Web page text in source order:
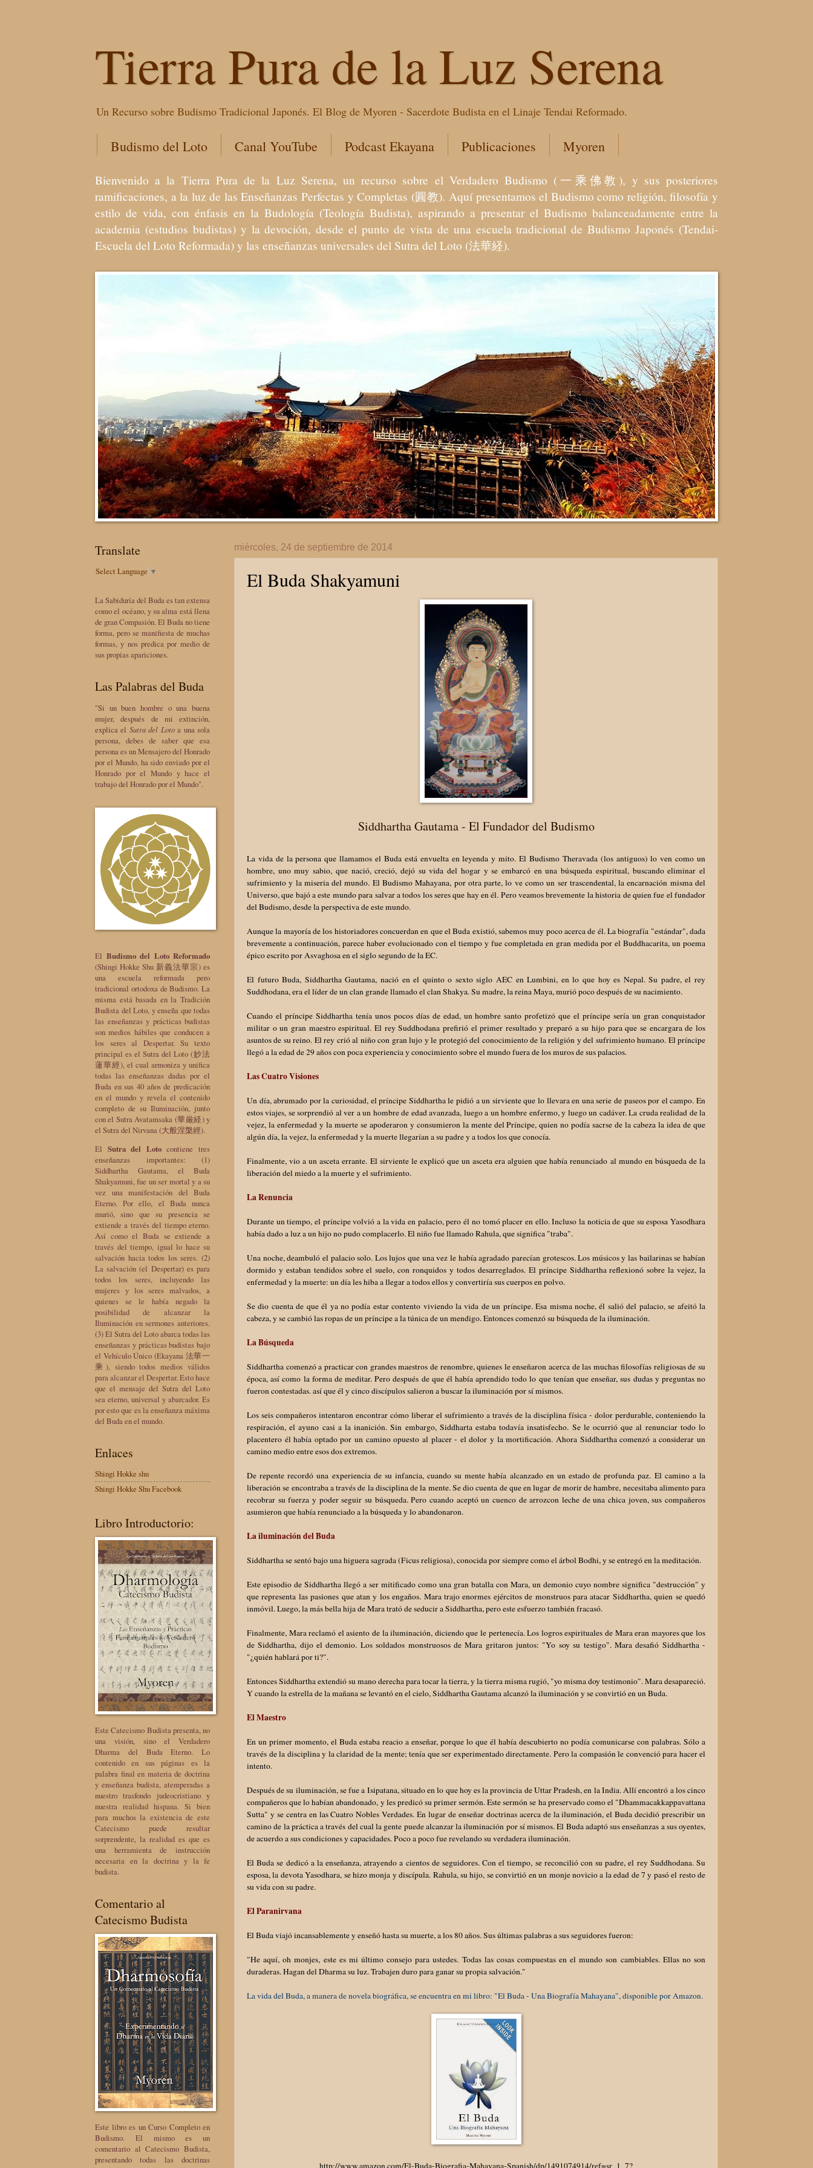
Tierra Pura de la Luz Serena
Un Recurso sobre Budismo Tradicional Japonés. El Blog de Myoren - Sacerdote Budista en el Linaje Tendai Reformado.
Budismo del Loto Canal YouTube Podcast Ekayana Publicaciones Myoren
Bienvenido a la Tierra Pura de la Luz Serena, un recurso sobre el Verdadero Budismo (一乘佛教), y sus posteriores
ramificaciones, a la luz de las Enseñanzas Perfectas y Completas (圓教). Aquí presentamos el Budismo como religión, filosofía y
estilo de vida, con énfasis en la Budología (Teología Budista), aspirando a presentar el Budismo balanceadamente entre la
academia (estudios budistas) y la devoción, desde el punto de vista de una escuela tradicional de Budismo Japonés (Tendai-
Escuela del Loto Reformada) y las enseñanzas universales del Sutra del Loto (法華経).
miércoles, 24 de septiembre de 2014
El Buda Shakyamuni
Siddhartha Gautama - El Fundador del Budismo
La vida de la persona que llamamos el Buda está envuelta en leyenda y mito. El Budismo Theravada (los antiguos) lo ven como un
hombre, uno muy sabio, que nació, creció, dejó su vida del hogar y se embarcó en una búsqueda espiritual, buscando eliminar el
sufrimiento y la miseria del mundo. El Budismo Mahayana, por otra parte, lo ve como un ser trascendental, la encarnación misma del
Universo, que bajó a este mundo para salvar a todos los seres que hay en él. Pero veamos brevemente la historia de quien fue el fundador
del Budismo, desde la perspectiva de este mundo.
Aunque la mayoría de los historiadores concuerdan en que el Buda existió, sabemos muy poco acerca de él. La biografía "estándar", dada
brevemente a continuación, parece haber evolucionado con el tiempo y fue completada en gran medida por el Buddhacarita, un poema
épico escrito por Asvaghosa en el siglo segundo de la EC.
El futuro Buda, Siddhartha Gautama, nació en el quinto o sexto siglo AEC en Lumbini, en lo que hoy es Nepal. Su padre, el rey
Suddhodana, era el líder de un clan grande llamado el clan Shakya. Su madre, la reina Maya, murió poco después de su nacimiento.
Cuando el príncipe Siddhartha tenía unos pocos días de edad, un hombre santo profetizó que el príncipe sería un gran conquistador
militar o un gran maestro espiritual. El rey Suddhodana prefirió el primer resultado y preparó a su hijo para que se encargara de los
asuntos de su reino. El rey crió al niño con gran lujo y le protegió del conocimiento de la religión y del sufrimiento humano. El príncipe
llegó a la edad de 29 años con poca experiencia y conocimiento sobre el mundo fuera de los muros de sus palacios.
Las Cuatro Visiones
Un día, abrumado por la curiosidad, el príncipe Siddhartha le pidió a un sirviente que lo llevara en una serie de paseos por el campo. En
estos viajes, se sorprendió al ver a un hombre de edad avanzada, luego a un hombre enfermo, y luego un cadáver. La cruda realidad de la
vejez, la enfermedad y la muerte se apoderaron y consumieron la mente del Príncipe, quien no podía sacrse de la cabeza la idea de que
algún día, la vejez, la enfermedad y la muerte llegarían a su padre y a todos los que conocía.
Finalmente, vio a un asceta errante. El sirviente le explicó que un asceta era alguien que había renunciado al mundo en búsqueda de la
liberación del miedo a la muerte y el sufrimiento.
La Renuncia
Durante un tiempo, el príncipe volvió a la vida en palacio, pero él no tomó placer en ello. Incluso la noticia de que su esposa Yasodhara
había dado a luz a un hijo no pudo complacerlo. El niño fue llamado Rahula, que significa "traba".
Una noche, deambuló el palacio solo. Los lujos que una vez le había agradado parecían grotescos. Los músicos y las bailarinas se habían
dormido y estaban tendidos sobre el suelo, con ronquidos y todos desarreglados. El príncipe Siddhartha reflexionó sobre la vejez, la
enfermedad y la muerte: un día les hiba a llegar a todos ellos y convertiría sus cuerpos en polvo.
Se dio cuenta de que él ya no podía estar contento viviendo la vida de un príncipe. Esa misma noche, él salió del palacio, se afeitó la
cabeza, y se cambió las ropas de un príncipe a la túnica de un mendigo. Entonces comenzó su búsqueda de la iluminación.
La Búsqueda
Siddhartha comenzó a practicar con grandes maestros de renombre, quienes le enseñaron acerca de las muchas filosofías religiosas de su
época, así como la forma de meditar. Pero después de que él había aprendido todo lo que tenían que enseñar, sus dudas y preguntas no
fueron contestadas. así que él y cinco discípulos salieron a buscar la iluminación por sí mismos.
Los seis compañeros intentaron encontrar cómo liberar el sufrimiento a través de la disciplina física - dolor perdurable, conteniendo la
respiración, el ayuno casi a la inanición. Sin embargo, Siddharta estaba todavía insatisfecho. Se le ocurrió que al renunciar todo lo
placentero él había optado por un camino opuesto al placer - el dolor y la mortificación. Ahora Siddhartha comenzó a considerar un
camino medio entre esos dos extremos.
De repente recordó una experiencia de su infancia, cuando su mente había alcanzado en un estado de profunda paz. El camino a la
liberación se encontraba a través de la disciplina de la mente. Se dio cuenta de que en lugar de morir de hambre, necesitaba alimento para
recobrar su fuerza y poder seguir su búsqueda. Pero cuando aceptó un cuenco de arrozcon leche de una chica joven, sus compañeros
asumieron que había renunciado a la búsqueda y lo abandonaron.
La iluminación del Buda
Siddhartha se sentó bajo una higuera sagrada (Ficus religiosa), conocida por siempre como el árbol Bodhi, y se entregó en la meditación.
Este episodio de Siddhartha llegó a ser mitificado como una gran batalla con Mara, un demonio cuyo nombre significa "destrucción" y
que representa las pasiones que atan y los engaños. Mara trajo enormes ejércitos de monstruos para atacar Siddhartha, quien se quedó
inmóvil. Luego, la más bella hija de Mara trató de seducir a Siddhartha, pero este esfuerzo también fracasó.
Finalmente, Mara reclamó el asiento de la iluminación, diciendo que le pertenecía. Los logros espirituales de Mara eran mayores que los
de Siddhartha, dijo el demonio. Los soldados monstruosos de Mara gritaron juntos: "Yo soy su testigo". Mara desafió Siddhartha -
"¿quién hablará por ti?".
Entonces Siddhartha extendió su mano derecha para tocar la tierra, y la tierra misma rugió, "yo misma doy testimonio". Mara desapareció.
Y cuando la estrella de la mañana se levantó en el cielo, Siddhartha Gautama alcanzó la iluminación y se convirtió en un Buda.
El Maestro
En un primer momento, el Buda estaba reacio a enseñar, porque lo que él había descubierto no podía comunicarse con palabras. Sólo a
través de la disciplina y la claridad de la mente; tenía que ser experimentado directamente. Pero la compasión le convenció para hacer el
intento.
Después de su iluminación, se fue a Isipatana, situado en lo que hoy es la provincia de Uttar Pradesh, en la India. Allí encontró a los cinco
compañeros que lo habían abandonado, y les predicó su primer sermón. Este sermón se ha preservado como el "Dhammacakkappavattana
Sutta" y se centra en las Cuatro Nobles Verdades. En lugar de enseñar doctrinas acerca de la iluminación, el Buda decidió prescribir un
camino de la práctica a través del cual la gente puede alcanzar la iluminación por sí mismos. El Buda adaptó sus enseñanzas a sus oyentes,
de acuerdo a sus condiciones y capacidades. Poco a poco fue revelando su verdadera iluminación.
El Buda se dedicó a la enseñanza, atrayendo a cientos de seguidores. Con el tiempo, se reconcilió con su padre, el rey Suddhodana. Su
esposa, la devota Yasodhara, se hizo monja y discípula. Rahula, su hijo, se convirtió en un monje novicio a la edad de 7 y pasó el resto de
su vida con su padre.
El Paranirvana
El Buda viajó incansablemente y enseñó hasta su muerte, a los 80 años. Sus últimas palabras a sus seguidores fueron:
"He aquí, oh monjes, este es mi último consejo para ustedes. Todas las cosas compuestas en el mundo son cambiables. Ellas no son
duraderas. Hagan del Dharma su luz. Trabajen duro para ganar su propia salvación."
La vida del Buda, a manera de novela biográfica, se encuentra en mi libro: "El Buda - Una Biografía Mahayana", disponible por Amazon.
http://www.amazon.com/El-Buda-Biografia-Mahayana-Spanish/dp/1491074914/ref=sr_1_7?
Translate
Select Language ▼
La Sabiduría del Buda es tan extensa
como el océano, y su alma está llena
de gran Compasión. El Buda no tiene
forma, pero se manifiesta de muchas
formas, y nos predica por medio de
sus propias apariciones.
Las Palabras del Buda
"Si un buen hombre o una buena
mujer, después de mi extinción,
explica el Sutra del Lotoa una sola
persona, debes de saber que esa
persona es un Mensajero del Honrado
por el Mundo, ha sido enviado por el
Honrado por el Mundo y hace el
trabajo del Honrado por el Mundo".
El Budismo del Loto Reformado
(Shingi Hokke Shu 新義法華宗) es
una escuela reformada pero
tradicional ortodoxa de Budismo. La
misma está basada en la Tradición
Budista del Loto, y enseña que todas
las enseñanzas y prácticas budistas
son medios hábiles que conducen a
los seres al Despertar. Su texto
principal es el Sutra del Loto (妙法
蓮華經), el cual armoniza y unifica
todas las enseñanzas dadas por el
Buda en sus 40 años de predicación
en el mundo y revela el contenido
completo de su Iluminación, junto
con el Sutra Avatamsaka (華厳経) y
el Sutra del Nirvana (大般涅槃經).
El Sutra del Lotocontiene tres
enseñanzas importantes: (1)
Siddhartha Gautama, el Buda
Shakyamuni, fue un ser mortal y a su
vez una manifestación del Buda
Eterno. Por ello, el Buda nunca
murió, sino que su presencia se
extiende a través del tiempo eterno.
Así como el Buda se extiende a
través del tiempo, igual lo hace su
salvación hacia todos los seres. (2)
La salvación (el Despertar) es para
todos los seres, incluyendo las
mujeres y los seres malvados, a
quienes se le había negado la
posibilidad de alcanzar la
Iluminación en sermones anteriores.
(3) El Sutra del Loto abarca todas las
enseñanzas y prácticas budistas bajo
el Vehículo Único (Ekayana 法華一
乘), siendo todos medios válidos
para alcanzar el Despertar. Esto hace
que el mensaje del Sutra del Loto
sea eterno, universal y abarcador. Es
por esto que es la enseñanza máxima
del Buda en el mundo.
Enlaces
Shingi Hokke shu
Shingi Hokke Shu Facebook
Libro Introductorio:
Este Catecismo Budista presenta, no
una visión, sino el Verdadero
Dharma del Buda Eterno. Lo
contenido en sus páginas es la
palabra final en materia de doctrina
y enseñanza budista, atemperadas a
nuestro trasfondo judeocristiano y
nuestra realidad hispana. Si bien
para muchos la existencia de este
Catecismo puede resultar
sorprendente, la realidad es que es
una herramienta de instrucción
necesaria en la doctrina y la fe
budista.
Comentario al
Catecismo Budista
Este libro es un Curso Completo en
Budismo. El mismo es un
comentario al Catecismo Budista,
presentando todas las doctrinas